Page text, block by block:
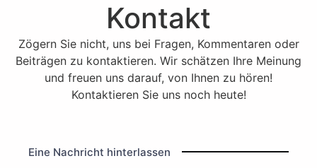
Kontakt
Zögern Sie nicht, uns bei Fragen, Kommentaren oder
Beiträgen zu kontaktieren. Wir schätzen Ihre Meinung
und freuen uns darauf, von Ihnen zu hören!
Kontaktieren Sie uns noch heute!
Eine Nachricht hinterlassen